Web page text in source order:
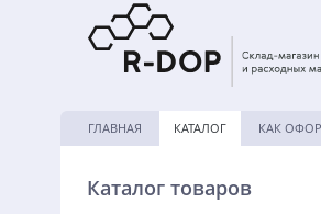
ГЛАВНАЯ КАТАЛОГ КАК
Каталог товаров